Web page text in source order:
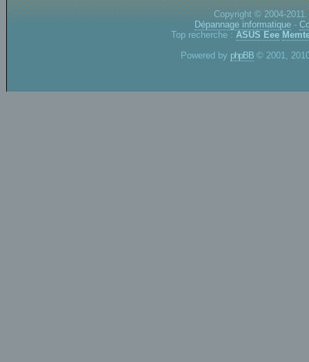
Copyright © 2004-
Dépannage informatique -
Top recherche : ASUS Eee
Powered by phpBB © 2001,